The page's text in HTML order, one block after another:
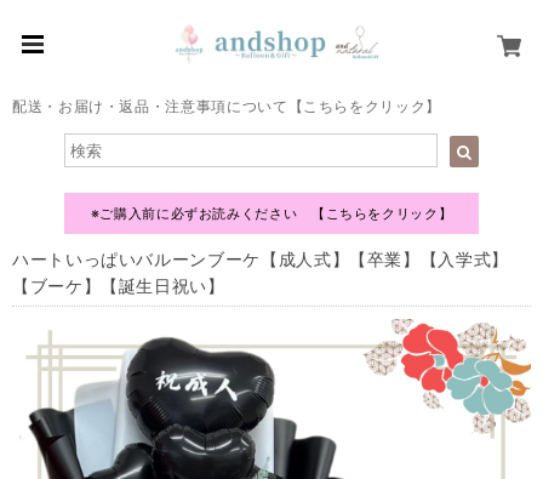
配送・お届け・返品・注意事項について【こちらをクリック】
※ご購入前に必ずお読みください 【こちらをクリック】
ハートいっぱいバルーンブーケ【成人式】【卒業】【入学式】
【ブーケ】【誕生日祝い】